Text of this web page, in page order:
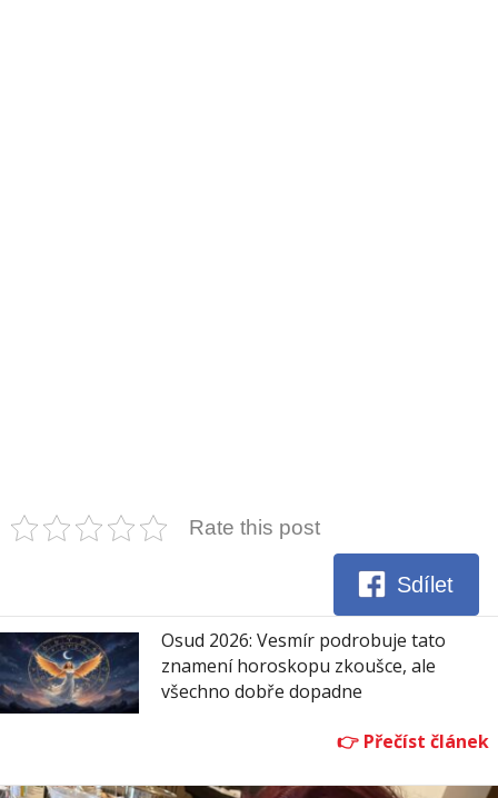
Rate this post
Sdílet
Osud 2026: Vesmír podrobuje tato
znamení horoskopu zkoušce, ale
všechno dobře dopadne